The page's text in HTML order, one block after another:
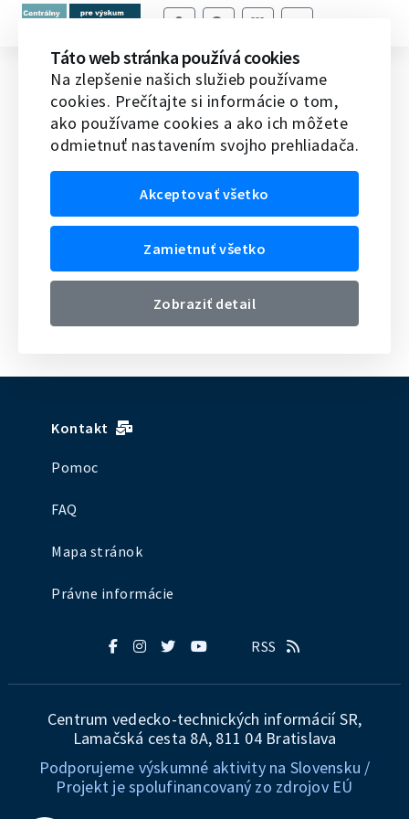
Správa o dosiahnutých výsledkoch a
prínosoch účasti pracovísk SR na
vedeckom programe CERN za roky
2005 - 2007
Veda v SR
Strategické dokumenty
Správa o dosiahnutých výsledkoch a prínosoch účasti
pracovísk SR na vedeckom programe CERN za roky 2005 -
2007
Kontakt
Pomoc
FAQ
Mapa stránok
Právne informácie
RSS
Centrum vedecko-technických informácií SR,
Lamačská cesta 8A, 811 04 Bratislava
Podporujeme výskumné aktivity na Slovensku /
Projekt je spolufinancovaný zo zdrojov EÚ
Táto web stránka používá cookies
Na zlepšenie našich služieb používame
cookies. Prečítajte si informácie o tom,
ako používame cookies a ako ich môžete
odmietnuť nastavením svojho prehliadača.
Akceptovať všetko
Zamietnuť všetko
Zobraziť detail